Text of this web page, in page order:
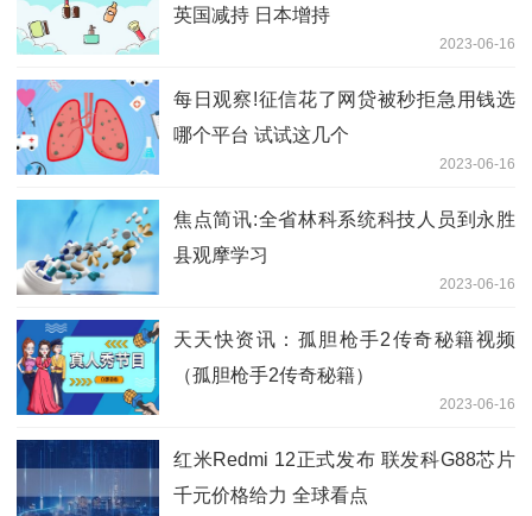
英国减持 日本增持
2023-06-16
每日观察!征信花了网贷被秒拒急用钱选
哪个平台 试试这几个
2023-06-16
焦点简讯:全省林科系统科技人员到永胜
县观摩学习
2023-06-16
天天快资讯：孤胆枪手2传奇秘籍视频
（孤胆枪手2传奇秘籍）
2023-06-16
红米Redmi 12正式发布 联发科G88芯片
千元价格给力 全球看点